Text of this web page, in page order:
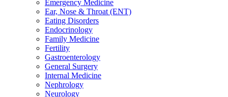
Emergency Medicine
Ear, Nose & Throat (ENT)
Eating Disorders
Endocrinology
Family Medicine
Fertility
Gastroenterology
General Surgery
Internal Medicine
Nephrology
Neurology